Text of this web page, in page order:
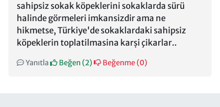
sahipsiz sokak köpeklerini sokaklarda sürü
halinde görmeleri imkansizdir ama ne
hikmetse, Türkiye'de sokaklardaki sahipsiz
köpeklerin toplatilmasina karṣi çikarlar..
Yanıtla Beğen (2) Beğenme (0)